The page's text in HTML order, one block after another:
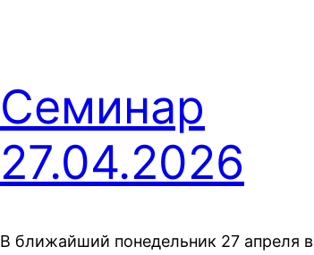
Семинар
27.04.2026
В ближайший понедельник 27 апреля в